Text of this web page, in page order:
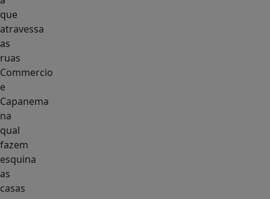
que
atravessa
as
ruas
Commercio
e
Capanema
na
qual
fazem
esquina
as
casas